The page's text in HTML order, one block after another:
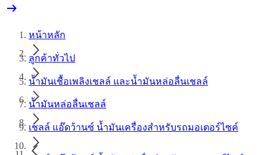
หน้าหลัก
ลูกค้าทั่วไป
น้ำมันเชื้อเพลิงเชลล์ และน้ำมันหล่อลื่นเชลล์
น้ำมันหล่อลื่นเชลล์
เชลล์ แอ๊ดว้านซ์ น้ำมันเครื่องสำหรับรถมอเตอร์ไซค์